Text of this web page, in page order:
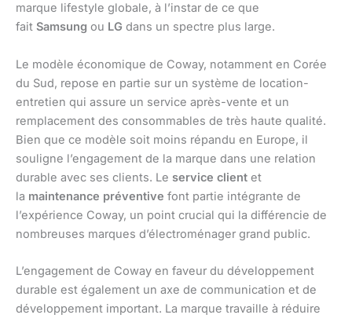
marque lifestyle globale, à l’instar de ce que
fait Samsung ou LG dans un spectre plus large.
Le modèle économique de Coway, notamment en Corée
du Sud, repose en partie sur un système de location-
entretien qui assure un service après-vente et un
remplacement des consommables de très haute qualité.
Bien que ce modèle soit moins répandu en Europe, il
souligne l’engagement de la marque dans une relation
durable avec ses clients. Le service client et
la maintenance préventive font partie intégrante de
l’expérience Coway, un point crucial qui la différencie de
nombreuses marques d’électroménager grand public.
L’engagement de Coway en faveur du développement
durable est également un axe de communication et de
développement important. La marque travaille à réduire